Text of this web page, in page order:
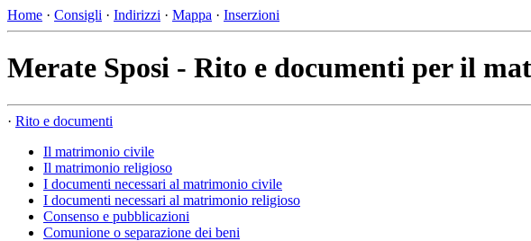
Home · Consigli · Indirizzi · Mappa · Inserzioni
Merate Sposi - Rito e documenti per il
· Rito e documenti
Il matrimonio civile
Il matrimonio religioso
I documenti necessari al matrimonio civile
I documenti necessari al matrimonio religioso
Consenso e pubblicazioni
Comunione o separazione dei beni